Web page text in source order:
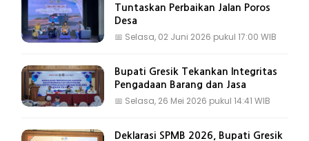
Tuntaskan Perbaikan Jalan Poros
Desa
📅 Selasa, 02 Juni 2026 pukul 17:00 WIB
Bupati Gresik Tekankan Integritas
Pengadaan Barang dan Jasa
📅 Selasa, 26 Mei 2026 pukul 14:41 WIB
Deklarasi SPMB 2026, Bupati Gresik